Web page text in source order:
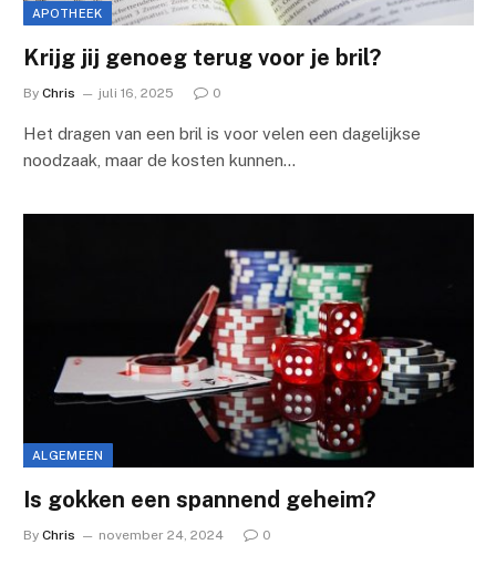
APOTHEEK
Krijg jij genoeg terug voor je bril?
By Chris juli 16, 2025 0
Het dragen van een bril is voor velen een dagelijkse
noodzaak, maar de kosten kunnen…
ALGEMEEN
Is gokken een spannend geheim?
By Chris november 24, 2024 0